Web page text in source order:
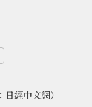
經中文網）